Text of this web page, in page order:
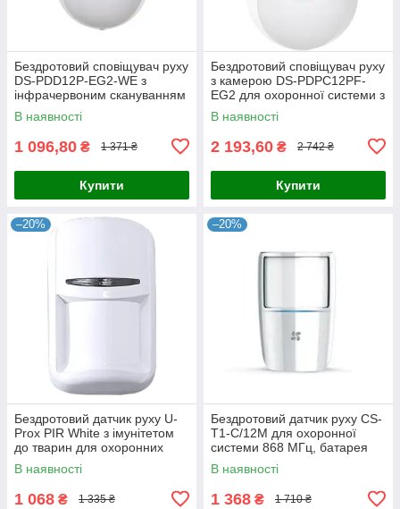
Бездротовий сповіщувач руху
DS-PDD12P-EG2-WE з
інфрачервоним скануванням
на 12 метрів для охоронної
системи з тривалим терміном
В наявності
1 096,80 ₴ 1 371 ₴
Купити
Бездротовий сповіщувач руху
з камерою DS-PDPC12PF-
EG2 для охоронної системи з
інфрачервоною технологією
та дистанційним переглядом
В наявності
2 193,60 ₴ 2 742 ₴
Купити
–20%
Бездротовий датчик руху U-
Prox PIR White з імунітетом
до тварин для охоронних
систем, термокомпенсація,
регулювання чутливості,
В наявності
1 068 ₴ 1 335 ₴
–20%
Бездротовий датчик руху CS-
T1-C/12M для охоронної
системи 868 МГц, батарея
CR123, температурний
діапазон -10 °C - 60 °C,
В наявності
1 368 ₴ 1 710 ₴